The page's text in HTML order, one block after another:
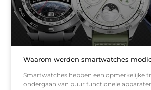
Waarom werden smartwatches
Smartwatches hebben een opmerkelijke
ondergaan van puur functionele